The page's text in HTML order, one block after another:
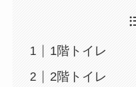
1階トイレ
2階トイレ